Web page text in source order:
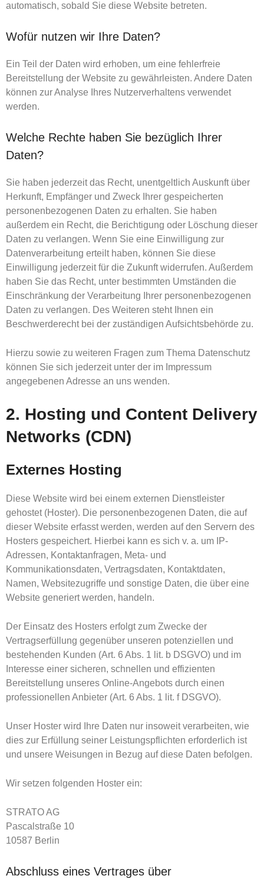
automatisch, sobald Sie diese Website betreten.
Wofür nutzen wir Ihre Daten?
Ein Teil der Daten wird erhoben, um eine fehlerfreie
Bereitstellung der Website zu gewährleisten. Andere Daten
können zur Analyse Ihres Nutzerverhaltens verwendet
werden.
Welche Rechte haben Sie bezüglich Ihrer
Daten?
Sie haben jederzeit das Recht, unentgeltlich Auskunft über
Herkunft, Empfänger und Zweck Ihrer gespeicherten
personenbezogenen Daten zu erhalten. Sie haben
außerdem ein Recht, die Berichtigung oder Löschung dieser
Daten zu verlangen. Wenn Sie eine Einwilligung zur
Datenverarbeitung erteilt haben, können Sie diese
Einwilligung jederzeit für die Zukunft widerrufen. Außerdem
haben Sie das Recht, unter bestimmten Umständen die
Einschränkung der Verarbeitung Ihrer personenbezogenen
Daten zu verlangen. Des Weiteren steht Ihnen ein
Beschwerderecht bei der zuständigen Aufsichtsbehörde zu.
Hierzu sowie zu weiteren Fragen zum Thema Datenschutz
können Sie sich jederzeit unter der im Impressum
angegebenen Adresse an uns wenden.
2. Hosting und Content Delivery
Networks (CDN)
Externes Hosting
Diese Website wird bei einem externen Dienstleister
gehostet (Hoster). Die personenbezogenen Daten, die auf
dieser Website erfasst werden, werden auf den Servern des
Hosters gespeichert. Hierbei kann es sich v. a. um IP-
Adressen, Kontaktanfragen, Meta- und
Kommunikationsdaten, Vertragsdaten, Kontaktdaten,
Namen, Websitezugriffe und sonstige Daten, die über eine
Website generiert werden, handeln.
Der Einsatz des Hosters erfolgt zum Zwecke der
Vertragserfüllung gegenüber unseren potenziellen und
bestehenden Kunden (Art. 6 Abs. 1 lit. b DSGVO) und im
Interesse einer sicheren, schnellen und effizienten
Bereitstellung unseres Online-Angebots durch einen
professionellen Anbieter (Art. 6 Abs. 1 lit. f DSGVO).
Unser Hoster wird Ihre Daten nur insoweit verarbeiten, wie
dies zur Erfüllung seiner Leistungspflichten erforderlich ist
und unsere Weisungen in Bezug auf diese Daten befolgen.
Wir setzen folgenden Hoster ein:
STRATO AG
Pascalstraße 10
10587 Berlin
Abschluss eines Vertrages über